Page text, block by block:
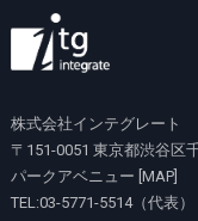
株式会社インテグレート
〒151-0051 東京都渋谷区
パークアベニュー [ MAP
TEL:03-5771-5514（代表